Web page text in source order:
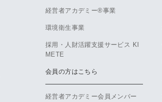
経営者アカデミー®事業
環境衛生事業
採用・人財活躍支援サービス KI
METE
会員の方はこちら
経営者アカデミー会員メンバー